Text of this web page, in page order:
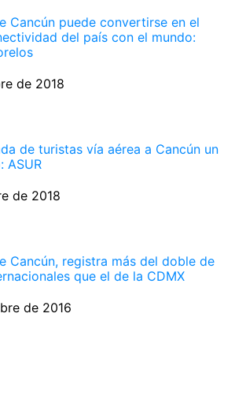
Cancún puede convertirse en el
del país con el mundo:
de 2018
de turistas vía aérea a Cancún un
ASUR
de 2018
Cancún, registra más del doble de
que el de la CDMX
de 2016